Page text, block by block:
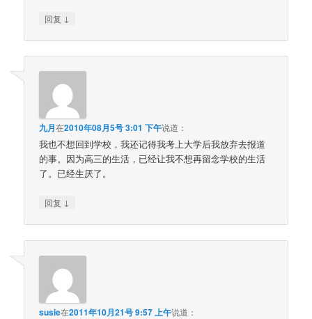
回复 ↓
九月在2010年08月5号 3:01 下午说道：
我也不想回到学校，我还记得我考上大学后我放弃去报道
的事。因为高三的生活，已经让我不想再留念学校的生活
了。已经生厌了。
回复 ↓
susie在2011年10月21号 9:57 上午说道：